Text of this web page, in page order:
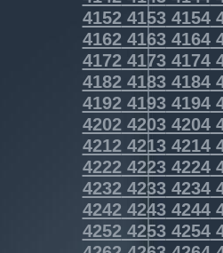
415241534154
416241634164
417241734174
418241834184
419241934194
420242034204
421242134214
422242234224
423242334234
424242434244
425242534254